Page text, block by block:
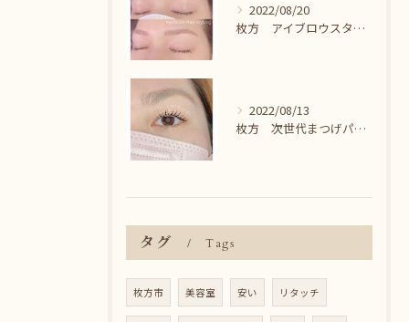
2022/08/20
枚方 アイブロウスタイリング＾＾
2022/08/13
枚方 次世代まつげパーマ♪
タグ Tags
枚方市 美容室 安い リタッチ